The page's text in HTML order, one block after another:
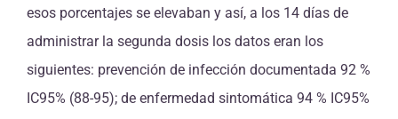
esos porcentajes se elevaban y así, a los 14 días de
administrar la segunda dosis los datos eran los
siguientes: prevención de infección documentada 92 %
IC95% (88-95); de enfermedad sintomática 94 % IC95%